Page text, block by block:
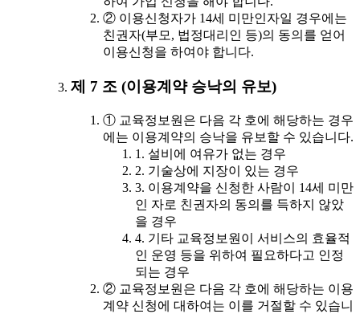
② 이용신청자가 14세 미만인자일 경우에는
친권자(부모, 법정대리인 등)의 동의를 얻어
이용신청을 하여야 합니다.
제 7 조 (이용계약 승낙의 유보)
① 교육정보원은 다음 각 호에 해당하는 경우
에는 이용계약의 승낙을 유보할 수 있습니다.
1. 설비에 여유가 없는 경우
2. 기술상에 지장이 있는 경우
3. 이용계약을 신청한 사람이 14세 미만
인 자로 친권자의 동의를 득하지 않았
을 경우
4. 기타 교육정보원이 서비스의 효율적
인 운영 등을 위하여 필요하다고 인정
되는 경우
② 교육정보원은 다음 각 호에 해당하는 이용
계약 신청에 대하여는 이를 거절할 수 있습니